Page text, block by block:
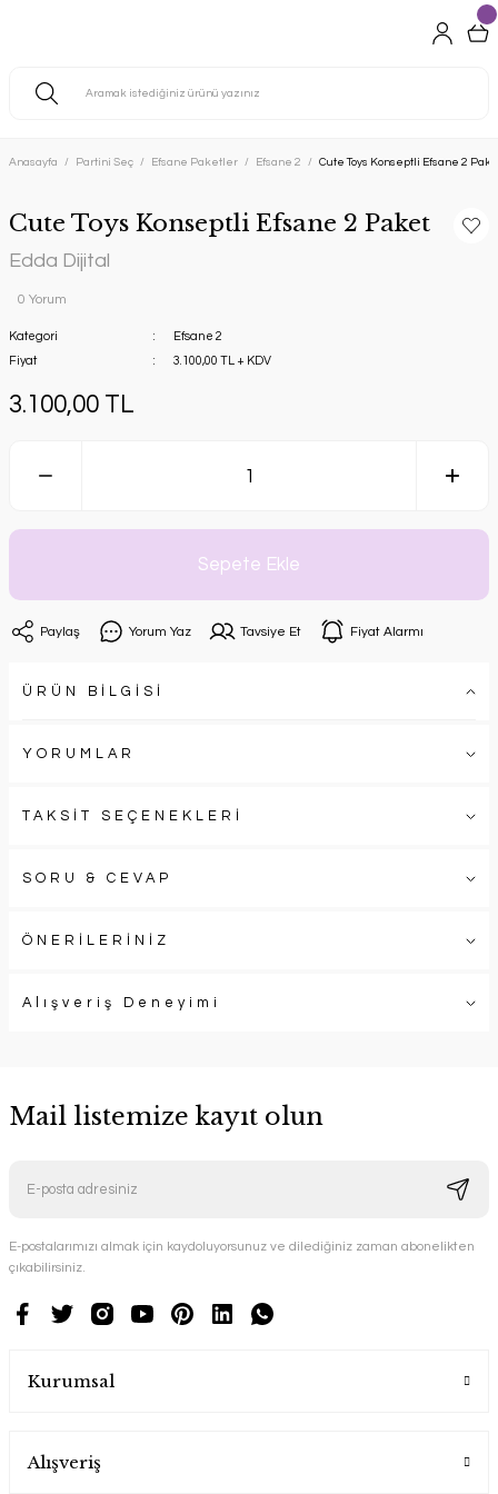
Anasayfa Partini Seç Efsane Paketler Efsane 2 Cute Toys Konseptli Efsane 2
Cute Toys Konseptli Efsane 2 Paket
Edda Dijital
0 Yorum
Kategori
Efsane 2
Fiyat
3.100,00 TL + KDV
3.100,00 TL
Sepete Ekle
Paylaş Yorum Yaz Tavsiye Et Fiyat Alarmı
ÜRÜN BİLGİSİ
YORUMLAR
TAKSİT SEÇENEKLERİ
SORU & CEVAP
ÖNERİLERİNİZ
Alışveriş Deneyimi
Mail listemize kayıt olun
E-postalarımızı almak için kaydoluyorsunuz ve dilediğiniz zaman abonelikten
çıkabilirsiniz.
Kurumsal
Alışveriş